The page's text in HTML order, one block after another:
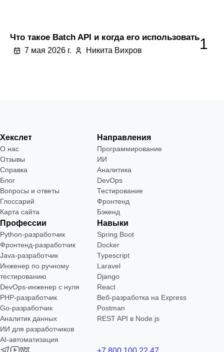
Что такое Batch API и когда его использовать
7 мая 2026 г. Никита Вихров 1
Хекслет
О нас
Отзывы
Справка
Блог
Вопросы и ответы
Глоссарий
Карта сайта
Направления
Программирование
ИИ
Аналитика
DevOps
Тестирование
Фронтенд
Бэкенд
Профессии
Python-разработчик
Фронтенд-разработчик
Java-разработчик
Инженер по ручному
тестированию
DevOps-инженер с нуля
РНР-разработчик
Go-разработчик
Аналитик данных
ИИ для разработчиков
AI-автоматизация
Навыки
Spring Boot
Docker
Typescript
Laravel
Django
React
Веб-разработка на Express
Postman
REST API в Node.js